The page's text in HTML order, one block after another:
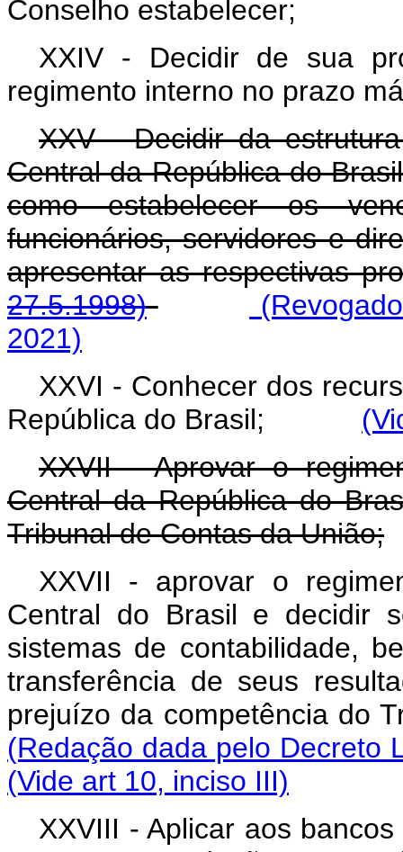
Conselho estabelecer;
XXIV - Decidir de sua
regimento interno no prazo
XXV - Decidir da
Central da República do
como estabelecer os
funcionários, servidores e
apresentar as
27.5.1998)
2021)
XXVI - Conhecer dos
República do Brasil;
XXVII - Aprovar o
Central da República do
Tribunal de Contas da União;
XXVII - aprovar o
Central do Brasil e decidir
sistemas de contabilidade,
transferência de seus
prejuízo da competência
(Redação dada pelo Decreto
(Vide art 10, inciso III)
XXVIII - Aplicar aos